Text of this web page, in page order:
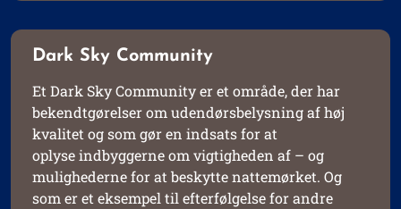
Dark Sky Community
Et Dark Sky Community er et område, der har
bekendtgørelser om udendørsbelysning af høj
kvalitet og som gør en indsats for at
oplyse indbyggerne om vigtigheden af – og
mulighederne for at beskytte nattemørket. Og
som er et eksempel til efterfølgelse for andre